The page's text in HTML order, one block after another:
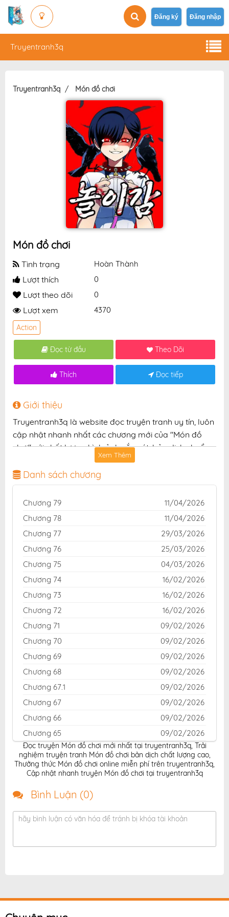
Đăng ký Đăng nhập
Truyentranh3q
Truyentranh3q Món đồ chơi
Món đồ chơi
Tình trạng Hoàn Thành
Lượt thích 0
Lượt theo dõi 0
Lượt xem 4370
Action
Đọc từ đầu Theo Dõi
Thích Đọc tiếp
Giới thiệu
Truyentranh3q là website đọc truyện tranh uy tín, luôn
cập nhật nhanh nhất các chương mới của "Món đồ
chơi" với chất lượng hình ảnh sắc nét, bản dịch chuẩn
và giao diện thân thiện, mang đến trải nghiệm đọc
truyện hấp dẫn, tiện lợi, hoàn toàn miễn phí cho độc
giả yêu thích truyện tranh online.
Xem Thêm
Danh sách chương
Chương 79
11/04/2026
Chương 78
11/04/2026
Chương 77
29/03/2026
Chương 76
25/03/2026
Chương 75
04/03/2026
Chương 74
16/02/2026
Chương 73
16/02/2026
Chương 72
16/02/2026
Chương 71
09/02/2026
Chương 70
09/02/2026
Chương 69
09/02/2026
Chương 68
09/02/2026
Chương 67.1
09/02/2026
Chương 67
09/02/2026
Chương 66
09/02/2026
Chương 65
09/02/2026
Chương 64.1
09/02/2026
Chương 63
09/02/2026
Chương 62
09/02/2026
Chương 61
Chương 60
09/02/2026
Chương 59
Chương 55.1
09/02/2026
Đọc truyện Món đồ chơi mới nhất tại truyentranh3q, Trải
nghiệm truyện tranh Món đồ chơi bản dịch chất lượng cao,
Thưởng thức Món đồ chơi online miễn phí trên truyentranh3q,
Cập nhật nhanh truyện Món đồ chơi tại truyentranh3q
Bình Luận (0)
hãy bình luận có văn hóa để tránh bị khóa tài khoản